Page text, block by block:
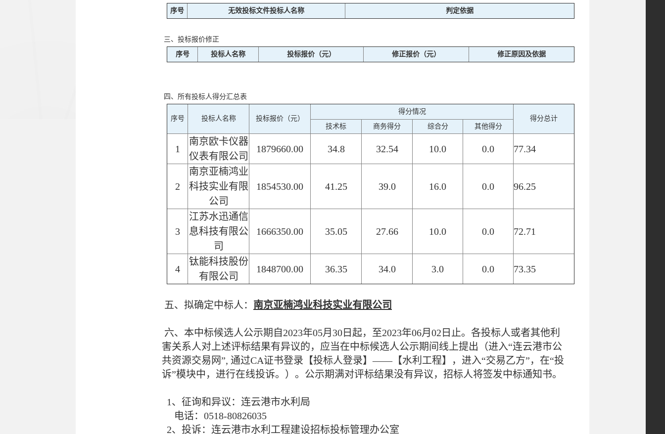
序号
无效投标文件投标人名称 判定依据
三、投标报价修正
序号
投标人名称 投标报价（元） 修正报价（元） 修正原因及依据
四、所有投标人得分汇总表
序号 投标人名称 投标报价（元）
得分情况
得分总计
技术标
商务得分 综合分 其他得分
1
南京欧卡仪器
仪表有限公司
1879660.00 34.8 32.54 10.0 0.0 77.34
2
南京亚楠鸿业
科技实业有限
公司
1854530.00 41.25 39.0 16.0 0.0 96.25
3
江苏水迅通信
息科技有限公
司
1666350.00 35.05 27.66 10.0 0.0 72.71
4
钛能科技股份
有限公司
1848700.00 36.35 34.0 3.0 0.0 73.35
五、拟确定中标人： 南京亚楠鸿业科技实业有限公司
六、本中标候选人公示期自2023年05月30日起，至2023年06月02日止。各投标人或者其他利
害关系人对上述评标结果有异议的，应当在中标候选人公示期间线上提出（进入“连云港市公
共资源交易网”, 通过CA证书登录【投标人登录】——【水利工程】，进入“交易乙方”，在“投
诉”模块中，进行在线投诉。）。公示期满对评标结果没有异议，招标人将签发中标通知书。
1、征询和异议：连云港市水利局
电话：0518-80826035
2、投诉：连云港市水利工程建设招标投标管理办公室